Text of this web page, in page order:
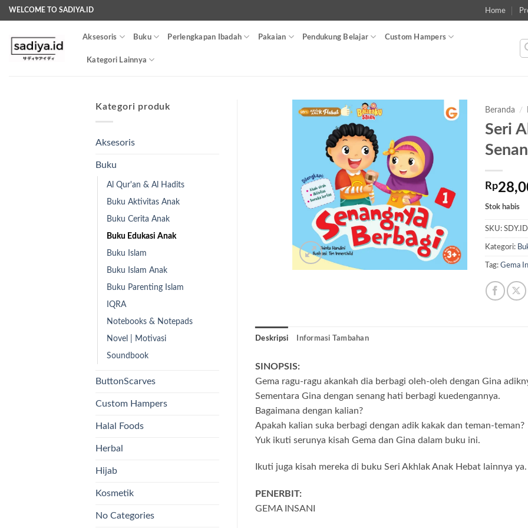
Skip
to
content
WELCOME TO SADIYA.ID Home
Aksesoris Buku Perlengkapan Ibadah Pakaian Pendukung Belajar Custom Hampers
Kategori Lainnya
Kategori produk
Aksesoris
Buku
Al Qur'an & Al Hadits
Buku Aktivitas Anak
Buku Cerita Anak
Buku Edukasi Anak
Buku Islam
Buku Islam Anak
Buku Parenting Islam
IQRA
Notebooks & Notepads
Novel | Motivasi
Soundbook
ButtonScarves
Custom Hampers
Halal Foods
Herbal
Hijab
Kosmetik
No Categories
wishlist
Beranda /
Seri
Rp
Stok habis
SKU:
Kategori:
Tag: Gema
Deskripsi Informasi Tambahan
SINOPSIS:
Gema ragu-ragu akankah dia berbagi oleh-oleh dengan Gina
Sementara Gina dengan senang hati berbagi kuedengannya.
Bagaimana dengan kalian?
Apakah kalian suka berbagi dengan adik kakak dan teman-teman?
Yuk ikuti serunya kisah Gema dan Gina dalam buku ini.
Ikuti juga kisah mereka di buku Seri Akhlak Anak Hebat lainnya ya.
PENERBIT:
GEMA INSANI